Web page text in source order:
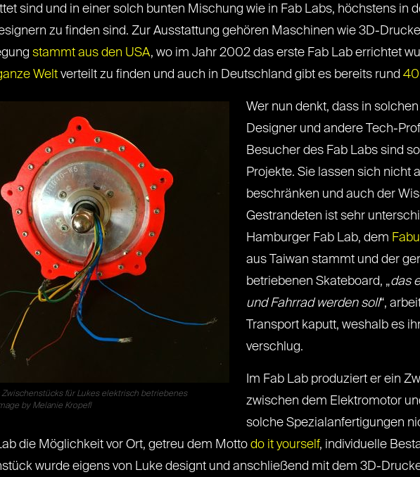
sind und in einer solch bunten Mischung wie in Fab Labs, höchstens in
zu finden sind. Zur Ausstattung gehören Maschinen wie 3D-
stammt aus den USA, wo im Jahr 2002 das erste Fab Lab errichtet
Weltverteilt zu finden und auch in Deutschland gibt es bereits rund 40
Zwischenstücks für Lukes elektrisch betriebenes
by Melanie Kropefl
Wer nun denkt, dass in
Designer und andere Tech-
Besucher des Fab Labs sind
Projekte. Sie lassen sich nicht
beschränken und auch der
Gestrandeten ist sehr
Hamburger Fab Lab, dem
aus Taiwan stammt und der
betriebenen Skateboard, „das
und Fahrrad werden soll“,
Transport kaputt, weshalb es
verschlug.
Im Fab Lab produziert er ein
zwischen dem Elektromotor
solche Spezialanfertigungen
die Möglichkeit vor Ort, getreu dem Motto do it yourself, individuelle
wurde eigens von Luke designt und anschließend mit dem 3D-